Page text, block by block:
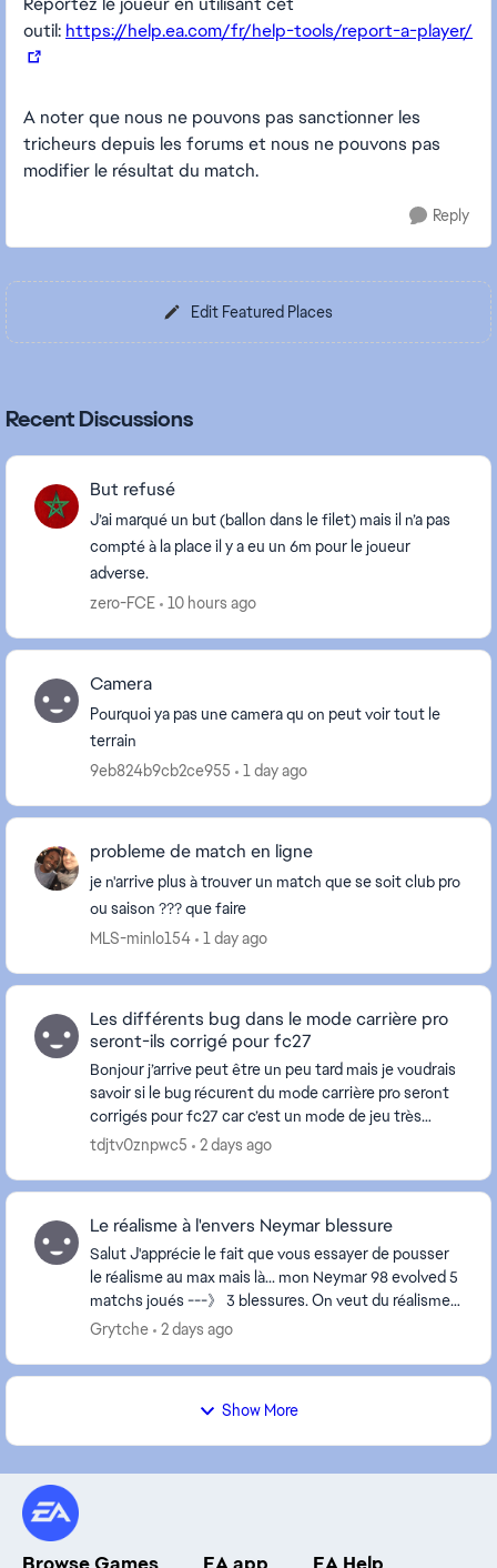
outil: https://help.ea.com/fr/help-tools/report-a-player/
A noter que nous ne pouvons pas sanctionner les
tricheurs depuis les forums et nous ne pouvons pas
modifier le résultat du match.
Reply
Edit Featured Places
Recent Discussions
But refusé
J’ai marqué un but (ballon dans le filet) mais il n’a pas
compté à la place il y a eu un 6m pour le joueur
adverse.
zero-FCE
10 hours ago
Camera
Pourquoi ya pas une camera qu on peut voir tout le
terrain
9eb824b9cb2ce955
1 day ago
probleme de match en ligne
je n'arrive plus à trouver un match que se soit club pro
ou saison ??? que faire
MLS-minlo154
1 day ago
Les différents bug dans le mode carrière pro
seront-ils corrigé pour fc27
Bonjour j’arrive peut être un peu tard mais je voudrais
savoir si le bug récurent du mode carrière pro seront
corrigés pour fc27 car c’est un mode de jeu très
important pour depuis + de 10 ans mais d...
tdjtv0znpwc5 2 days ago
Le réalisme à l'envers Neymar blessure
Salut J'apprécie le fait que vous essayer de pousser
le réalisme au max mais là... mon Neymar 98 evolved 5
matchs joués ---》 3 blessures. On veut du réalisme
mais dans le bon sens tayi!
Grytche 2 days ago
Show More